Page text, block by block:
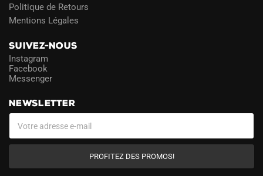
Politique de Retours
Mentions Légales
SUIVEZ-NOUS
Instagram
Facebook
Messenger
NEWSLETTER
PROFITEZ DES PROMOS!